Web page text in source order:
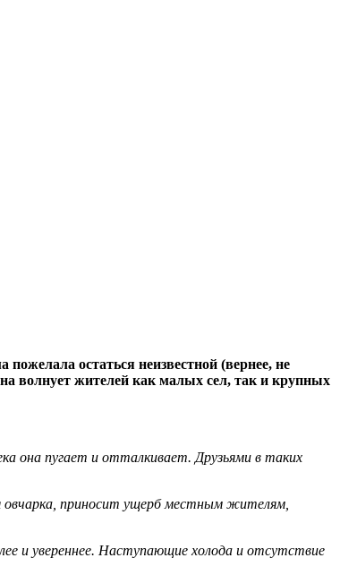
остаться неизвестной (вернее, не
волнует жителей как малых сел, так и крупных
она пугает и отталкивает. Друзьями в таких
овчарка, приносит ущерб местным жителям,
и увереннее. Наступающие холода и отсутствие